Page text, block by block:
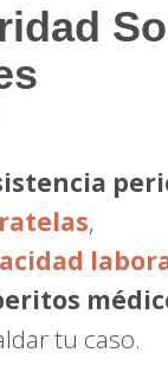
,
tu caso.